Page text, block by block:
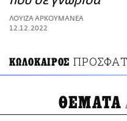
ΑΜΠΑ
PRINT
ΛΟΥΙΖΑ ΑΡΚΟΥΜΑΝΕΑ
12.12.2022
ΚΩΛΟΚΑΙΡΟΣ
ΘΕΜΑΤΑ